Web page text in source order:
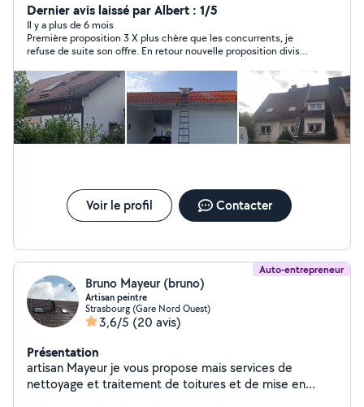
domaines d'activités Nettoyage extérieurs toitures,
façades, dallages, locaux industriels et fin de chantier
Rénovation intérieurs et extérieurs peinture murs
plafonds façades, pose de fibre, pose de revêtements
divers type PVC, parquet flottants Montage et
installation mobiliers meubles en KIT, dressing, cuisine
Travaux extérieurs tonte de pelouse, débroussaillage,
taille de haie, entretien jardin Nous étudions toutes
propositions UNE QUESTION NOUS AVONS TOUJOURS
STRASBOURG
Dernier avis laissé par Albert : 1/5
Il y a plus de 6 mois
Première proposition 3 X plus chère que les concurrents, je
refuse de suite son offre. En retour nouvelle proposition divisée
Voir le profil Contacter
Auto-entrepreneur
Bruno Mayeur (bruno)
Artisan peintre
Strasbourg (Gare Nord Ouest)
3,6/5 (20 avis)
Présentation
artisan Mayeur je vous propose mais services de
nettoyage et traitement de toitures et de mise en